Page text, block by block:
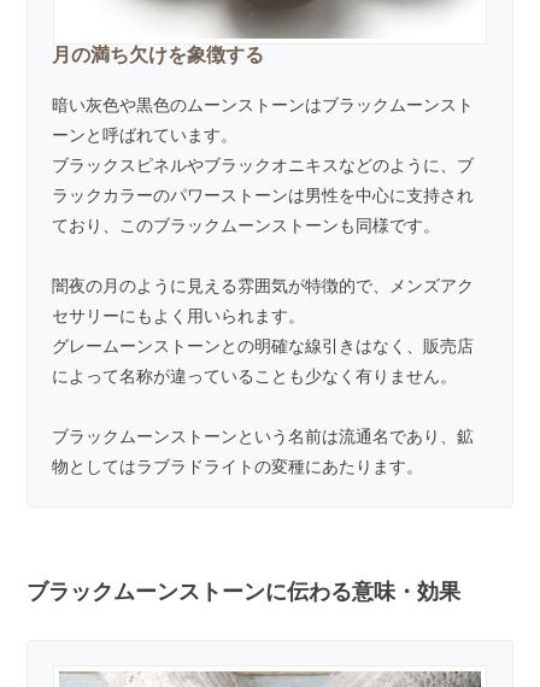
月の満ち欠けを象徴する
暗い灰色や黒色のムーンストーンはブラックムーンスト
ーンと呼ばれています。
ブラックスピネルやブラックオニキスなどのように、ブ
ラックカラーのパワーストーンは男性を中心に支持され
ており、このブラックムーンストーンも同様です。
闇夜の月のように見える雰囲気が特徴的で、メンズアク
セサリーにもよく用いられます。
グレームーンストーンとの明確な線引きはなく、販売店
によって名称が違っていることも少なく有りません。
ブラックムーンストーンという名前は流通名であり、鉱
物としてはラブラドライトの変種にあたります。
ブラックムーンストーンに伝わる意味・効果